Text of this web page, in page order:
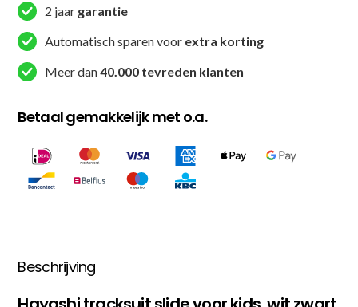
Zwart
aantal
2 jaar garantie
Automatisch sparen voor extra korting
Meer dan40.000 tevreden klanten
Betaal gemakkelijk met o.a.
Beschrijving